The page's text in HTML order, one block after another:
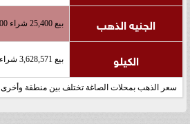
الجنيه الذهب بيع 25,400 شراء 25,800
الكيلو بيع 3,628,571 شراء 3,685,714
سعر الذهب بمحلات الصاغة تختلف بين منطقة وأخرى